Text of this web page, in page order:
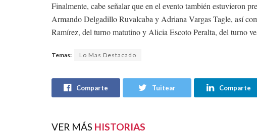
Finalmente, cabe señalar que en el evento también estuvieron
Armando Delgadillo Ruvalcaba y Adriana Vargas Tagle, así
Ramírez, del turno matutino y Alicia Escoto Peralta, del turno
Temas: Lo Mas Destacado
Comparte Tuitear Comparte
VER MÁS HISTORIAS